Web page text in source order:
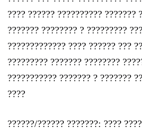
???? ?????? ?????????? ???????
??????? ???????? ? ?????????
????????????? ???? ?????? ???
????????? ??????? ????????
??????????? ??????? ? ???????
????
??????/?????? ???????: ????